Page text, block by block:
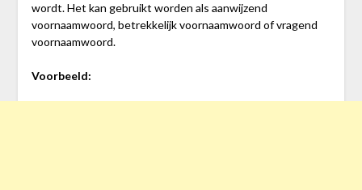
wordt. Het kan gebruikt worden als aanwijzend
voornaamwoord, betrekkelijk voornaamwoord of vragend
voornaamwoord.
Voorbeeld: